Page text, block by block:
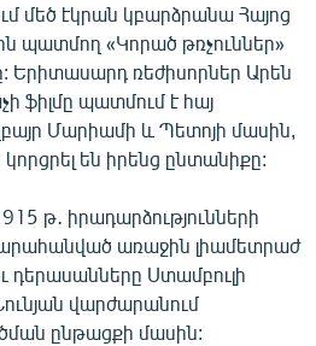
մեծ էկրան կբարձրանա Հայոց
պատմող «Կորած թռչուններ»
Երիտասարդ ռեժիսորներ Արեն
ֆիլմը պատմում է հայ
Մարիամի և Պետոյի մասին,
են իրենց ընտանիքը:
թ․ իրադարձությունների
առաջին լիամետրաժ
դերասանները Ստամբուլի
վարժարանում
ընթացքի մասին: